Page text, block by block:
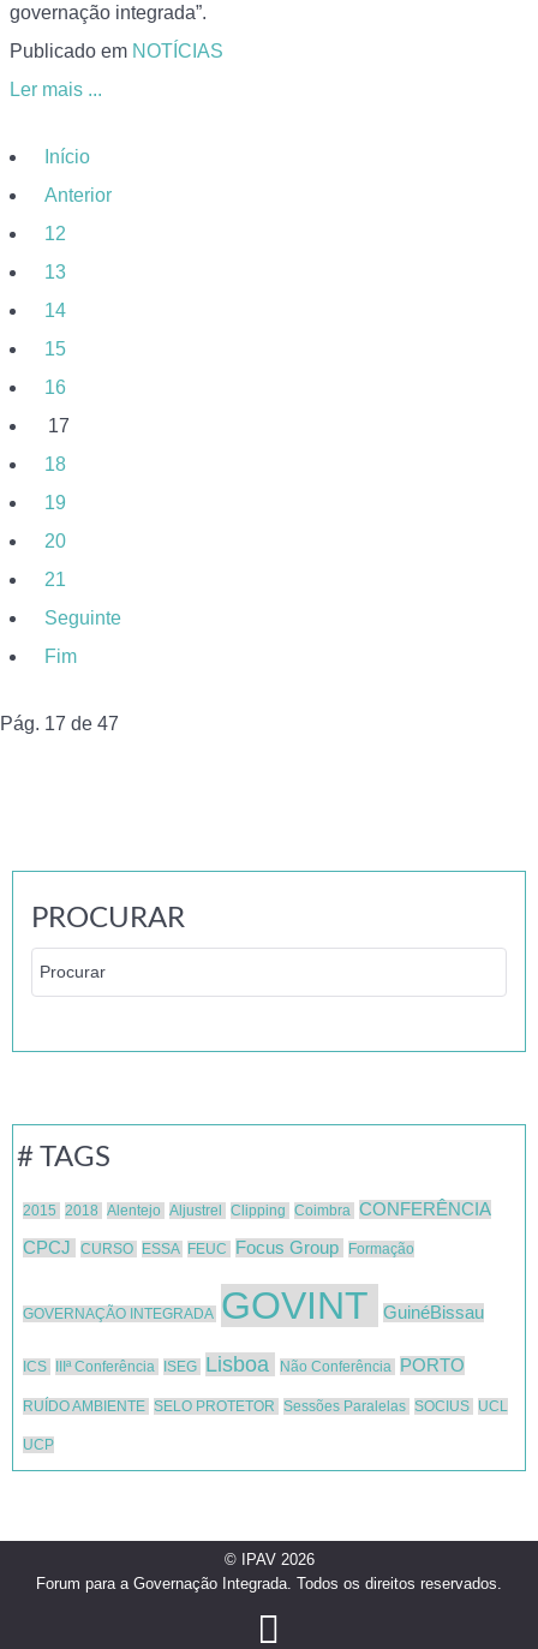
governação integrada”.
Publicado em NOTÍCIAS
Ler mais ...
Início
Anterior
12
13
14
15
16
17
18
19
20
21
Seguinte
Fim
Pág. 17 de 47
PROCURAR
# TAGS
2015 2018 Alentejo Aljustrel Clipping Coimbra CONFERÊNCIA
CPCJ
CURSO ESSA FEUC Focus Group Formação
GOVERNAÇÃO INTEGRADA GOVINT GuinéBissau
ICS IIIª Conferência ISEG Lisboa Não Conferência PORTO
RUÍDO AMBIENTE SELO PROTETOR Sessões Paralelas SOCIUS UCL
UCP
© IPAV 2026
Forum para a Governação Integrada. Todos os direitos reservados.